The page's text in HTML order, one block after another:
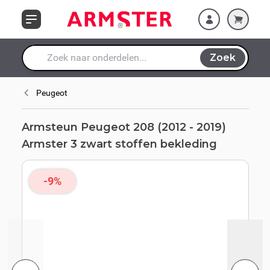
Waar ben je naar op zoek?
Zoek
stoffen bekleding
Peugeot
Armsteun Peugeot 208 (2012 - 2019)
Armster 3 zwart stoffen bekleding
-9%